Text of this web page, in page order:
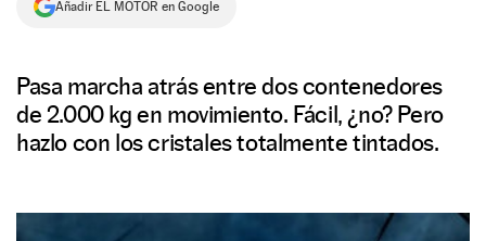
SÍGUENOS
Añadir EL MOTOR en Google
Pasa marcha atrás entre dos contenedores
de 2.000 kg en movimiento. Fácil, ¿no? Pero
hazlo con los cristales totalmente tintados.